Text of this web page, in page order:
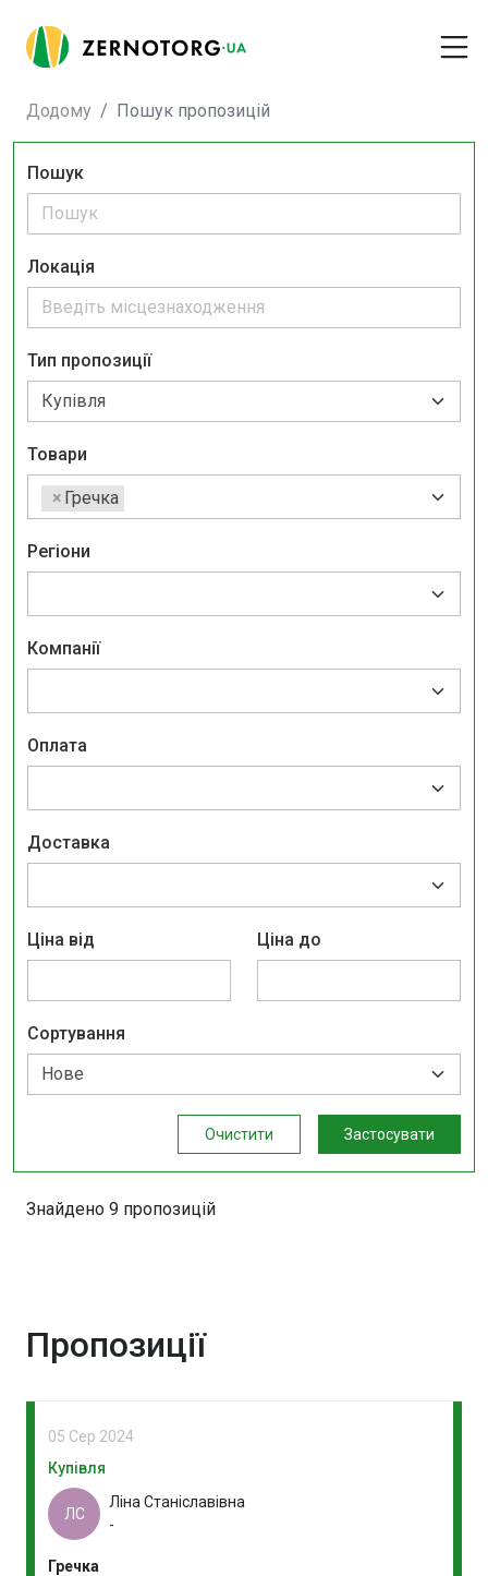
Додому Пошук пропозицій
Пошук
Локація
Тип пропозиції
Товари
× Гречка
Регіони
Компанії
Оплата
Доставка
Ціна від Ціна до
Сортування
Очистити Застосувати
Знайдено 9 пропозицій
Пропозиції
05 Сер 2024
Купівля
ЛС
Ліна Станіславівна
-
Гречка